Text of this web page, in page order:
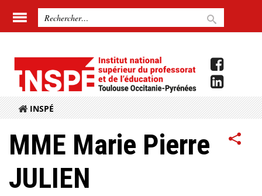
INSPÉ
MME Marie Pierre
JULIEN